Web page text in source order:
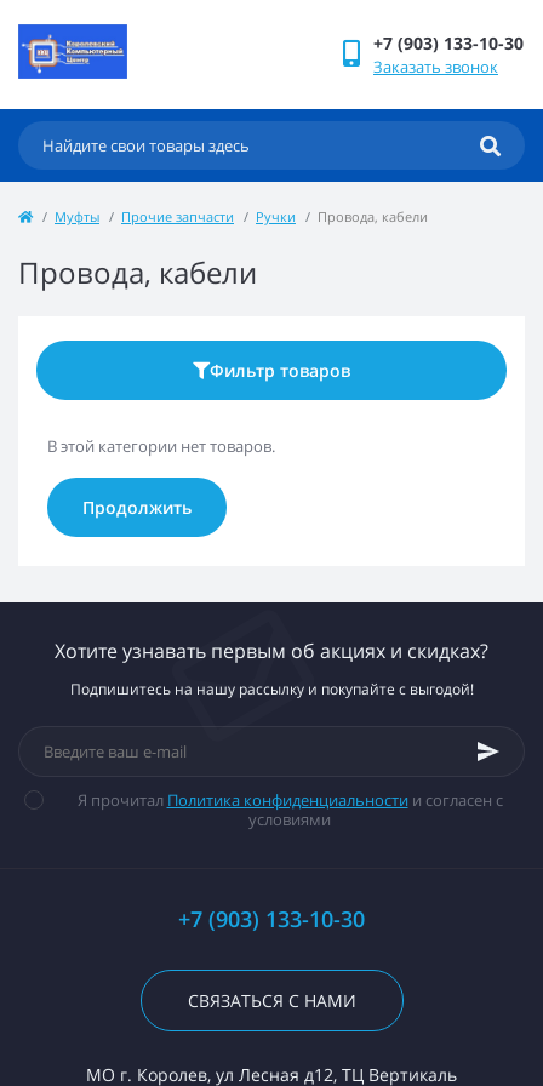
+7 (903) 133-10-30
Заказать звонок
Муфты Прочие запчасти Ручки Провода, кабели
Провода, кабели
Фильтр товаров
В этой категории нет товаров.
Продолжить
Хотите узнавать первым об акциях и скидках?
Подпишитесь на нашу рассылку и покупайте с выгодой!
Я прочитал Политика конфиденциальности и согласен с
условиями
+7 (903) 133-10-30
СВЯЗАТЬСЯ С НАМИ
МО г. Королев, ул Лесная д12, ТЦ Вертикаль